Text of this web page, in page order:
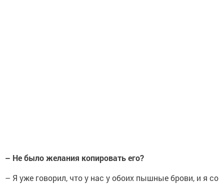
– Не было желания копировать его?
– Я уже говорил, что у нас у обоих пышные брови, и я со